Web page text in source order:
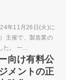
年11月26日(火)に
主催で、製造業の
。 一...
向け有料公
メントの正